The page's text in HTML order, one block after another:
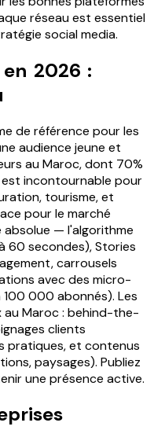
réseau est essentiel
social media.
2026 :
de référence pour les
audience jeune et
au Maroc, dont 70%
incontournable pour
tourisme, et
pour le marché
absolue — l'algorithme
60 secondes), Stories
carrousels
avec des micro-
000 abonnés). Les
au Maroc : behind-the-
clients
pratiques, et contenus
paysages). Publiez
une présence active.